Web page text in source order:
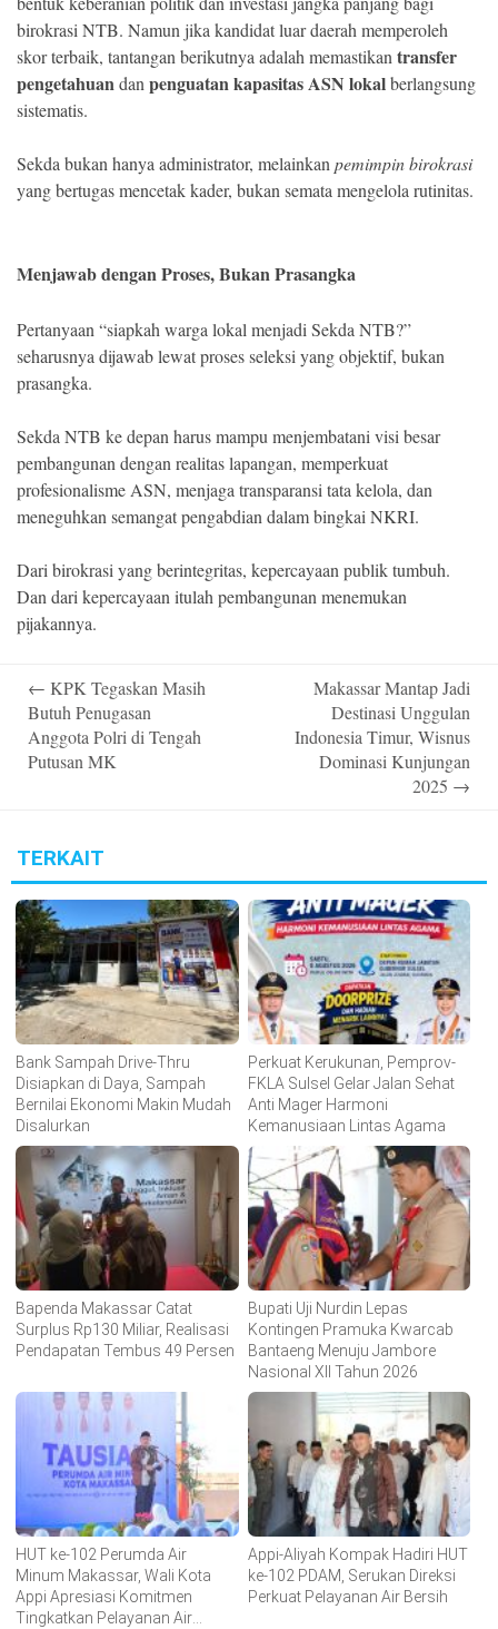
birokrasi NTB. Namun jika kandidat luar daerah memperoleh
skor terbaik, tantangan berikutnya adalah memastikantransfer
pengetahuandanpenguatan kapasitas ASN lokalberlangsung
sistematis.
Sekda bukan hanya administrator, melainkanpemimpin birokrasi
yang bertugas mencetak kader, bukan semata mengelola rutinitas.
Menjawab dengan Proses, Bukan Prasangka
Pertanyaan “siapkah warga lokal menjadi Sekda NTB?”
seharusnya dijawab lewat proses seleksi yang objektif, bukan
prasangka.
Sekda NTB ke depan harus mampu menjembatani visi besar
pembangunan dengan realitas lapangan, memperkuat
profesionalisme ASN, menjaga transparansi tata kelola, dan
meneguhkan semangat pengabdian dalam bingkai NKRI.
Dari birokrasi yang berintegritas, kepercayaan publik tumbuh.
Dan dari kepercayaan itulah pembangunan menemukan
pijakannya.
navigation
← KPK Tegaskan Masih
Butuh Penugasan
Anggota Polri di Tengah
Putusan MK
Makassar Mantap Jadi
Destinasi Unggulan
Indonesia Timur, Wisnus
Dominasi Kunjungan
2025 →
TERKAIT
Bank Sampah Drive-Thru
Disiapkan di Daya, Sampah
Bernilai Ekonomi Makin Mudah
Disalurkan
Perkuat Kerukunan, Pemprov-
FKLA Sulsel Gelar Jalan Sehat
Anti Mager Harmoni
Kemanusiaan Lintas Agama
Bapenda Makassar Catat
Surplus Rp130 Miliar, Realisasi
Pendapatan Tembus 49 Persen
Bupati Uji Nurdin Lepas
Kontingen Pramuka Kwarcab
Bantaeng Menuju Jambore
Nasional XII Tahun 2026
HUT ke-102 Perumda Air
Minum Makassar, Wali Kota
Appi Apresiasi Komitmen
Tingkatkan Pelayanan Air
Appi-Aliyah Kompak Hadiri HUT
ke-102 PDAM, Serukan Direksi
Perkuat Pelayanan Air Bersih